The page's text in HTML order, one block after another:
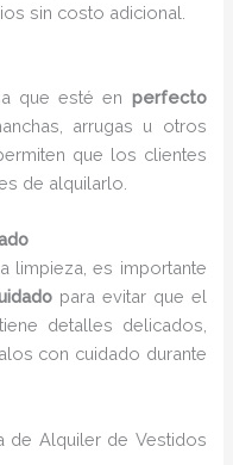
sin costo adicional.
que esté en perfecto
arrugas u otros
que los clientes
de alquilarlo.
limpieza, es importante
para evitar que el
detalles delicados,
con cuidado durante
de Alquiler de Vestidos